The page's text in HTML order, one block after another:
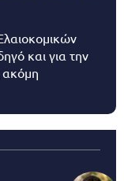
και για την